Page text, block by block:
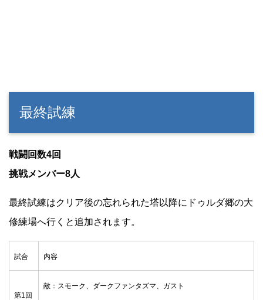
最終試練
戦闘回数4回
挑戦メンバー8人
最終試練はクリア後の忘れられた塔以降にドゥルダ郷の大
修練場へ行くと追加されます。
試合 内容
第1回
敵：スモーク、ダークファンタズマ、ガスト